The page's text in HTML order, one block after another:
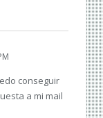
conseguir
a mi mail